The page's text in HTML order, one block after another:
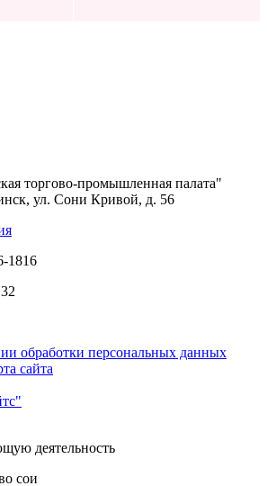
торгово-промышленная палата"
ул. Сони Кривой, д. 56
1816
обработки персональных данных
сайта
деятельность
сои